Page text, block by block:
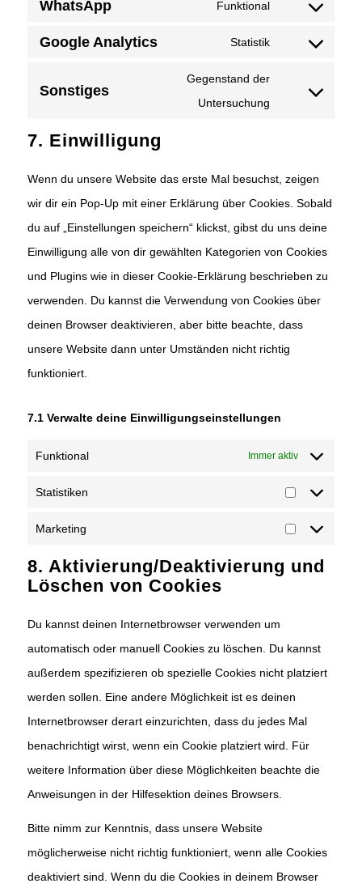
WhatsApp Funktional
whatsapp
Google Analytics Statistik
Sonstiges
Gegenstand der
Untersuchung
sonstiges
7. Einwilligung
Wenn du unsere Website das erste Mal besuchst, zeigen
wir dir ein Pop-Up mit einer Erklärung über Cookies. Sobald
du auf „Einstellungen speichern“ klickst, gibst du uns deine
Einwilligung alle von dir gewählten Kategorien von Cookies
und Plugins wie in dieser Cookie-Erklärung beschrieben zu
verwenden. Du kannst die Verwendung von Cookies über
deinen Browser deaktivieren, aber bitte beachte, dass
unsere Website dann unter Umständen nicht richtig
funktioniert.
7.1 Verwalte deine Einwilligungseinstellungen
Funktional Immer aktiv
Statistiken
Marketing
8. Aktivierung/Deaktivierung und
Löschen von Cookies
Du kannst deinen Internetbrowser verwenden um
automatisch oder manuell Cookies zu löschen. Du kannst
außerdem spezifizieren ob spezielle Cookies nicht platziert
werden sollen. Eine andere Möglichkeit ist es deinen
Internetbrowser derart einzurichten, dass du jedes Mal
benachrichtigt wirst, wenn ein Cookie platziert wird. Für
weitere Information über diese Möglichkeiten beachte die
Anweisungen in der Hilfesektion deines Browsers.
Bitte nimm zur Kenntnis, dass unsere Website
möglicherweise nicht richtig funktioniert, wenn alle Cookies
deaktiviert sind. Wenn du die Cookies in deinem Browser